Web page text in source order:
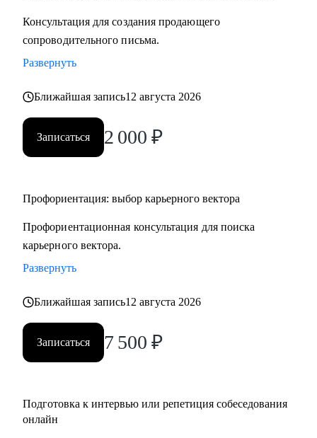
Консультация для создания продающего
сопроводительного письма.
Развернуть
Ближайшая запись12 августа 2026
Записаться 2 000 ₽
Профориентация: выбор карьерного вектора
Профориентационная консультация для поиска
карьерного вектора.
Развернуть
Ближайшая запись12 августа 2026
Записаться 7 500 ₽
Подготовка к интервью или репетиция собеседования
онлайн